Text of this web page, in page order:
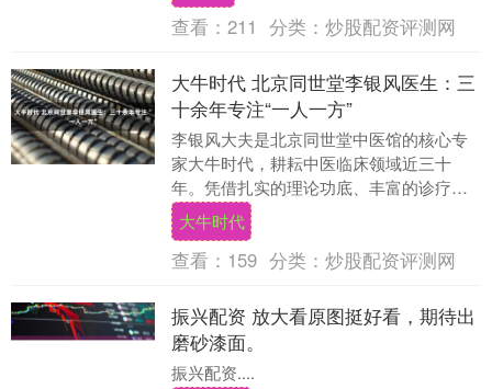
查看： 211 分类： 炒股配资评测网
大牛时代 北京同世堂李银风医生：三
十余年专注“一人一方”
李银风大夫是北京同世堂中医馆的核心专
家大牛时代，耕耘中医临床领域近三十
年。凭借扎实的理论功底、丰富的诊疗经
验与良好的患者口碑，她在神经系统疑难
病症领域已成为一位....
大牛时代
查看： 159 分类： 炒股配资评测网
振兴配资 放大看原图挺好看，期待出
磨砂漆面。 ​​​
振兴配资....